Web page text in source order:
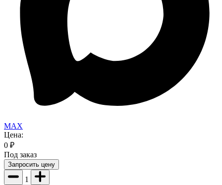
MAX
Цена:
0 ₽
Под заказ
Запросить цену
1